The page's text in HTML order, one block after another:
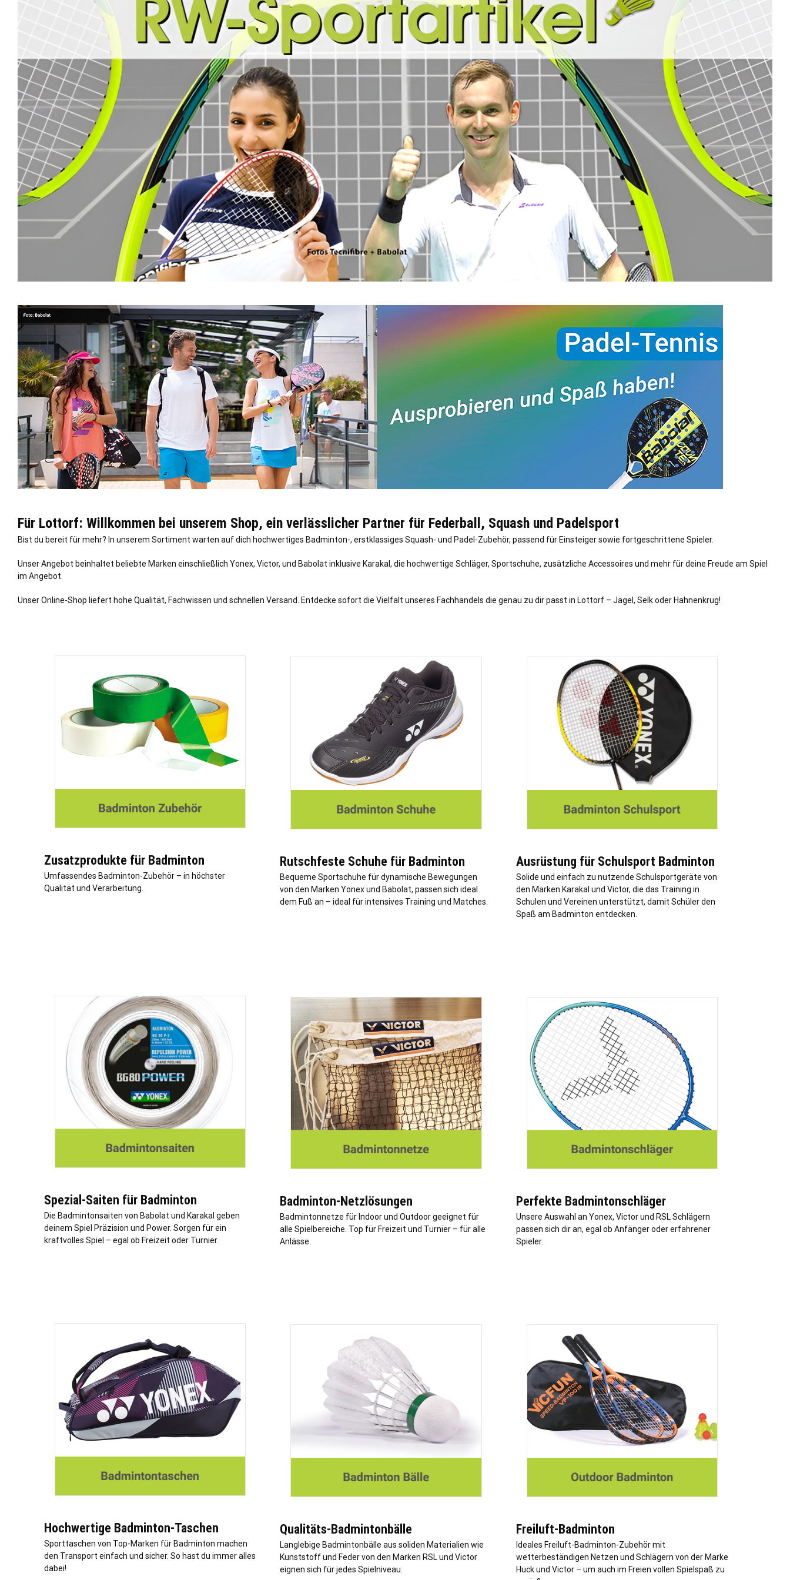
Für Lottorf: Willkommen bei unserem Shop, ein verlässlicher Partner für Federball, Squash und Padelsport
Bist du bereit für mehr? In unserem Sortiment warten auf dich hochwertiges Badminton-, erstklassiges Squash- und Padel-Zubehör, passend für Einsteiger sowie fortgeschrittene Spieler.
Unser Angebot beinhaltet beliebte Marken einschließlich Yonex, Victor, und Babolat inklusive Karakal, die hochwertige Schläger, Sportschuhe, zusätzliche Accessoires und mehr für deine Freude am Spiel
im Angebot.
Unser Online-Shop liefert hohe Qualität, Fachwissen und schnellen Versand. Entdecke sofort die Vielfalt unseres Fachhandels die genau zu dir passt in Lottorf – Jagel , Selkoder Hahnenkrug!
Zusatzprodukte für Badminton
Umfassendes Badminton-Zubehör – in höchster
Qualität und Verarbeitung.
Rutschfeste Schuhe für Badminton
Bequeme Sportschuhe für dynamische Bewegungen
von den Marken Yonex und Babolat, passen sich ideal
dem Fuß an – ideal für intensives Training und Matches.
Ausrüstung für Schulsport Badminton
Solide und einfach zu nutzende Schulsportgeräte von
den Marken Karakal und Victor, die das Training in
Schulen und Vereinen unterstützt, damit Schüler den
Spaß am Badminton entdecken.
Spezial-Saiten für Badminton
Die Badmintonsaiten von Babolat und Karakal geben
deinem Spiel Präzision und Power. Sorgen für ein
kraftvolles Spiel – egal ob Freizeit oder Turnier.
Badminton-Netzlösungen
Badmintonnetze für Indoor und Outdoor geeignet für
alle Spielbereiche. Top für Freizeit und Turnier – für alle
Anlässe.
Perfekte Badmintonschläger
Unsere Auswahl an Yonex, Victor und RSL Schlägern
passen sich dir an, egal ob Anfänger oder erfahrener
Spieler.
Hochwertige Badminton-Taschen
Sporttaschen von Top-Marken für Badminton machen
den Transport einfach und sicher. So hast du immer alles
dabei!
Qualitäts-Badmintonbälle
Langlebige Badmintonbälle aus soliden Materialien wie
Kunststoff und Feder von den Marken RSL und Victor
eignen sich für jedes Spielniveau.
Freiluft-Badminton
Ideales Freiluft-Badminton-Zubehör mit
wetterbeständigen Netzen und Schlägern von der Marke
Huck und Victor – um auch im Freien vollen Spielspaß zu